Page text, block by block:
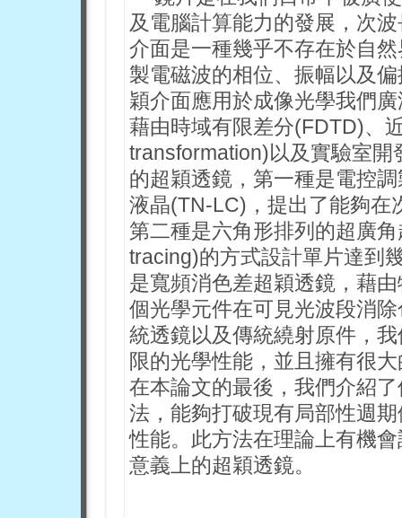
及電腦計算能力的發展，次
介面是一種幾乎不存在於自
製電磁波的相位、振幅以及
穎介面應用於成像光學我們
藉由時域有限差分(FDTD)、
transformation)以及實驗室
的超穎透鏡，第一種是電控
液晶(TN-LC)，提出了能夠在
第二種是六角形排列的超廣
tracing)的方式設計單片達到
是寬頻消色差超穎透鏡，藉
個光學元件在可見光波段消
統透鏡以及傳統繞射原件，
限的光學性能，並且擁有很
在本論文的最後，我們介紹
法，能夠打破現有局部性週
性能。此方法在理論上有機
意義上的超穎透鏡。